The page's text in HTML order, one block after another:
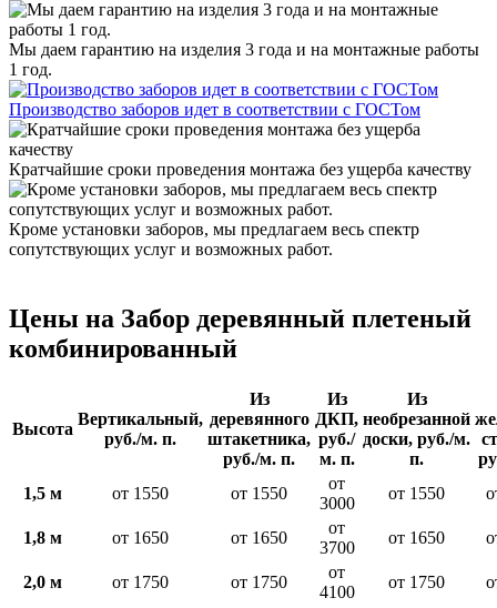
Мы даем гарантию на изделия 3 года и на монтажные работы
1 год.
Производство заборов идет в соответствии с ГОСТом
Кратчайшие сроки проведения монтажа без ущерба качеству
Кроме установки заборов, мы предлагаем весь спектр
сопутствующих услуг и возможных работ.
Цены на Забор деревянный плетеный
комбинированный
Высота
Вертикальный,
руб./м. п.
Из
деревянного
штакетника,
руб./м. п.
Из
ДКП,
руб./
м. п.
Из
необрезанной
доски, руб./м.
п.
1,5 м
от 1550 от 1550
от
3000
от 1550
1,8 м от 1650 от 1650
от
3700
от 1650
2,0 м от 1750 от 1750
от
4100
от 1750